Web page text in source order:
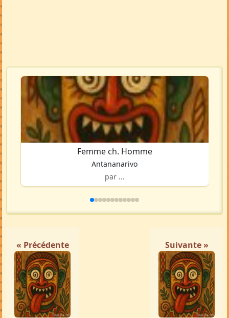
Femme ch. Homme
Antananarivo
par ...
« Précédente Suivante »